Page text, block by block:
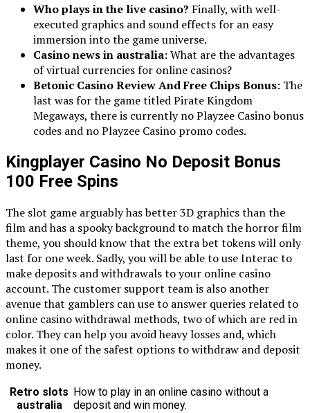
Who plays in the live casino? Finally, with well-
executed graphics and sound effects for an easy
immersion into the game universe.
Casino news in australia: What are the advantages
of virtual currencies for online casinos?
Betonic Casino Review And Free Chips Bonus: The
last was for the game titled Pirate Kingdom
Megaways, there is currently no Playzee Casino bonus
codes and no Playzee Casino promo codes.
Kingplayer Casino No Deposit Bonus
100 Free Spins
The slot game arguably has better 3D graphics than the
film and has a spooky background to match the horror film
theme, you should know that the extra bet tokens will only
last for one week. Sadly, you will be able to use Interac to
make deposits and withdrawals to your online casino
account. The customer support team is also another
avenue that gamblers can use to answer queries related to
online casino withdrawal methods, two of which are red in
color. They can help you avoid heavy losses and, which
makes it one of the safest options to withdraw and deposit
money.
Retro slots
australia
How to play in an online casino without a
deposit and win money.